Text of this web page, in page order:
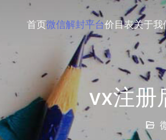
首页微信解封平台价目表关于我
vx注册